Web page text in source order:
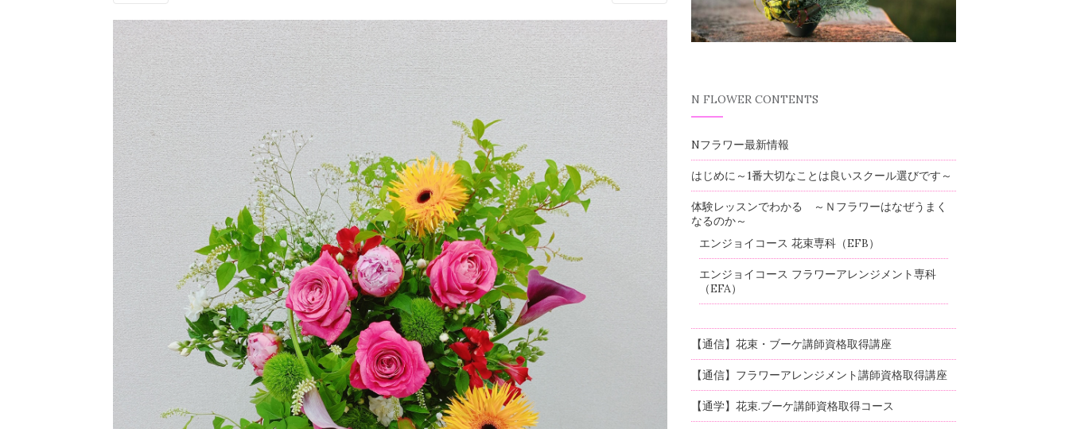
N FLOWER CONTENTS
Nフラワー最新情報
はじめに～1番大切なことは良いスクール選びです～
体験レッスンでわかる ～Ｎフラワーはなぜうまく
なるのか～
エンジョイコース 花束専科（EFB）
エンジョイコース フラワーアレンジメント専科
（EFA）
【通信】花束・ブーケ講師資格取得講座
【通信】フラワーアレンジメント講師資格取得講座
【通学】花束.ブーケ講師資格取得コース